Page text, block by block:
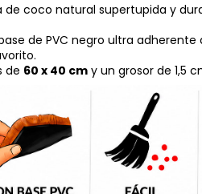
coco natural supertupida y
de PVC negro ultra
de 60 x 40 cmy un grosor de 1,5